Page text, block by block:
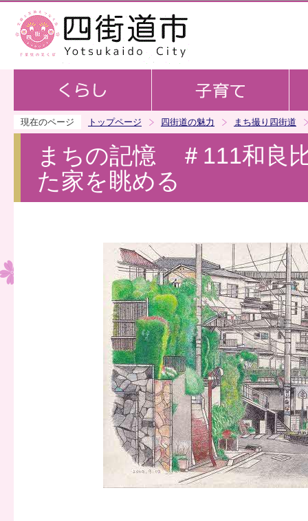
現在のページ トップページ 四街道の魅力 まち撮り四街道
まちの記憶 ＃111和良
た家を眺める